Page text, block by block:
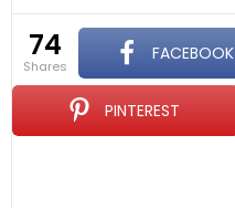
74
shares
FACEBOOK
PINTEREST